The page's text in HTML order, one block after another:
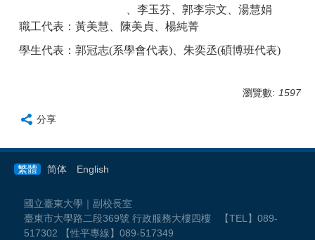
、李玉芬、郭李宗文、湯慧娟
職工代表：黃美慧、陳美貞、楊純菁
學生代表：郭冠志(系學會代表)、朱奕丞(碩博班代表)
瀏覽數: 1597
分享
繁體 简体 English
國立臺東大學｜副校長室
臺東市大學路二段369號 行政服務大樓四樓 【TEL】089-
517302 【性平專線】089-517349